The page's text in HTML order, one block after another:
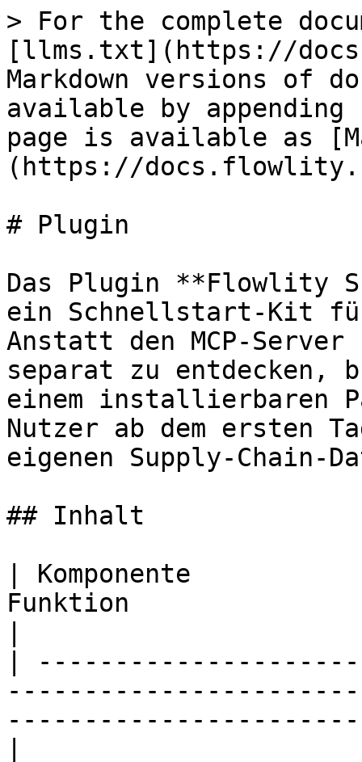
> For the complete
[llms.txt](https://
Markdown versions of
available by
page is available as
(https://
# Plugin
Das Plugin **Flowlity
ein Schnellstart-Kit für
Anstatt den MCP-
separat zu entdecken,
einem installierbaren
Nutzer ab dem ersten
eigenen Supply-Chain-
## Inhalt
| Komponente
Funktion
|